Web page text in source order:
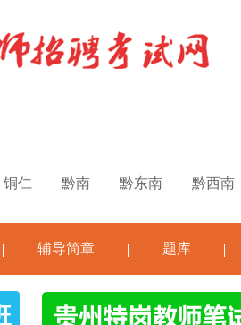
铜仁 黔南 黔东南 黔西南
辅导简章 题库